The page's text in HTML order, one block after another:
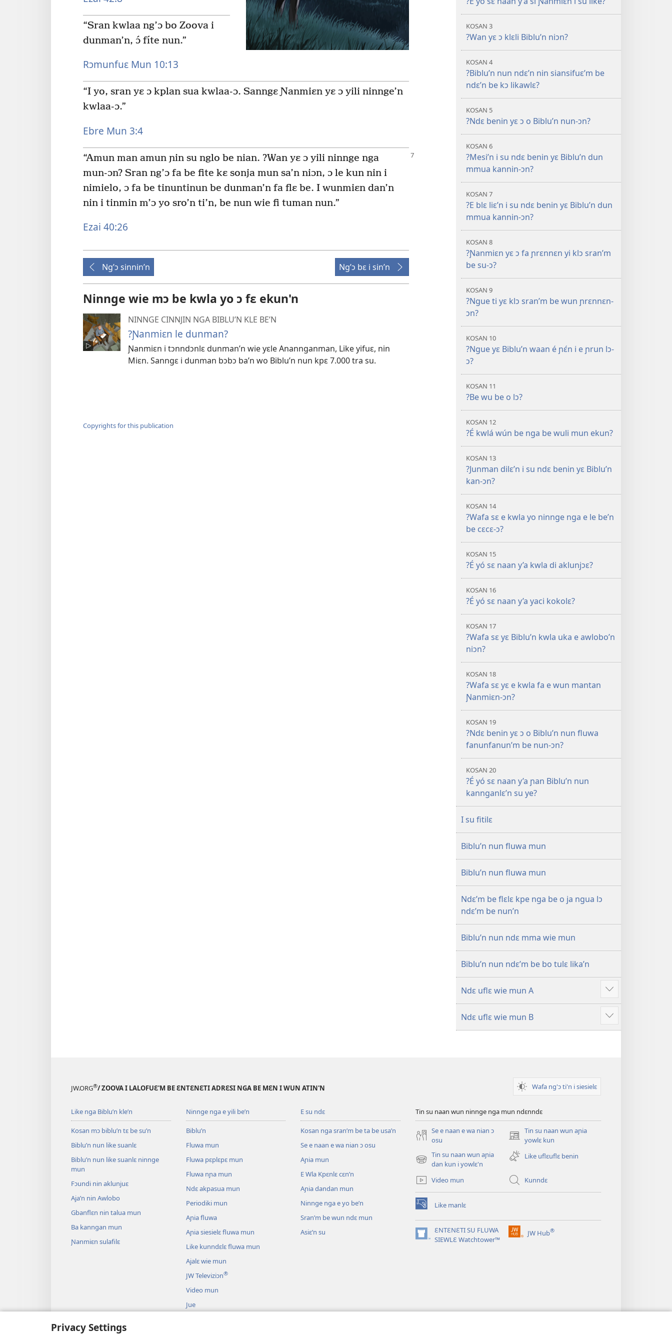
Privacy Settings
“Sran kwlaa ng’ɔ bo Zoova i
dunman’n, ɔ́ fíte nun.”
Rɔmunfuɛ Mun 10:13
“I yo, sran yɛ ɔ kplan sua kwlaa-ɔ. Sanngɛ Ɲanmiɛn yɛ ɔ yili ninnge’n
kwlaa-ɔ.”
Ebre Mun 3:4
“Amun man amun ɲin su nglo be nian. ?Wan yɛ ɔ yili ninnge nga
mun-ɔn? Sran ng’ɔ fa be fite kɛ sonja mun sa’n niɔn, ɔ le kun nin i
nimielo, ɔ fa be tinuntinun be dunman’n fa flɛ be. I wunmiɛn dan’n
nin i tinmin m’ɔ yo sro’n ti’n, be nun wie fi tuman nun.”
Ezai 40:26
Ng’ɔ sinnin’n Ng’ɔ bɛ i sin’n
Ninnge wie mɔ be kwla yo ɔ fɛ ekun'n
NINNGE CINNJIN NGA BIBLU’N KLE BE’N
?Ɲanmiɛn le dunman?
Ɲanmiɛn i tɔnndɔnlɛ dunman’n wie yɛle Anannganman, Like yifuɛ, nin
Miɛn. Sanngɛ i dunman bɔbɔ ba’n wo Biblu’n nun kpɛ 7.000 tra su.
Copyrights for this publication
—
Uflɛ
Biblu’n
KOSAN 3
?Wan yɛ ɔ klɛli Biblu’n niɔn?
KOSAN 4
?Biblu’n nun ndɛ’n nin siansifuɛ’m be
ndɛ’n be kɔ likawlɛ?
KOSAN 5
?Ndɛ benin yɛ ɔ o Biblu’n nun-ɔn?
KOSAN 6
?Mesi’n i su ndɛ benin yɛ Biblu’n dun
mmua kannin-ɔn?
KOSAN 7
?E blɛ liɛ’n i su ndɛ benin yɛ Biblu’n dun
mmua kannin-ɔn?
KOSAN 8
?Ɲanmiɛn yɛ ɔ fa ɲrɛnnɛn yi klɔ sran’m
be su-ɔ?
KOSAN 9
?Ngue ti yɛ klɔ sran’m be wun ɲrɛnnɛn-
ɔn?
KOSAN 10
?Ngue yɛ Biblu’n waan é ɲɛ́n i e ɲrun lɔ-
ɔ?
KOSAN 11
?Be wu be o lɔ?
KOSAN 12
?É kwlá wún be nga be wuli mun ekun?
KOSAN 13
?Junman dilɛ’n i su ndɛ benin yɛ Biblu’n
kan-ɔn?
KOSAN 14
?Wafa sɛ e kwla yo ninnge nga e le be’n
be cɛcɛ-ɔ?
KOSAN 15
?É yó sɛ naan y’a kwla di aklunjɔɛ?
KOSAN 16
?É yó sɛ naan y’a yaci kokolɛ?
KOSAN 17
?Wafa sɛ yɛ Biblu’n kwla uka e awlobo’n
niɔn?
KOSAN 18
?Wafa sɛ yɛ e kwla fa e wun mantan
Ɲanmiɛn-ɔn?
KOSAN 19
?Ndɛ benin yɛ ɔ o Biblu’n nun fluwa
fanunfanun’m be nun-ɔn?
KOSAN 20
?É yó sɛ naan y’a ɲan Biblu’n nun
kannganlɛ’n su ye?
I su fitilɛ
Biblu’n nun fluwa mun
Biblu’n nun fluwa mun
Ndɛ’m be flɛlɛ kpe nga be o ja ngua lɔ
ndɛ’m be nun’n
Biblu’n nun ndɛ mma wie mun
Biblu’n nun ndɛ’m be bo tulɛ lika’n
Ndɛ uflɛ wie mun A
Show
more
Ndɛ uflɛ wie mun B
Show
more
JW.ORG®/ ZOOVA I LALOFUƐ'M BE ƐNTƐNƐTI ADRƐSI NGA BE MƐN I WUN ATIN'N Wafa ng'ɔ ti'n i siesielɛ
Like nga Biblu’n kle’n
Kosan mɔ biblu’n tɛ be su’n
Biblu’n nun like suanlɛ
Biblu’n nun like suanlɛ ninnge
mun
Fɔundi nin aklunjuɛ
Aja’n nin Awlobo
Gbanflɛn nin talua mun
Ba kanngan mun
Ɲanmiɛn sulafilɛ
Ninnge nga e yili be’n
Biblu’n
Fluwa mun
Fluwa pɛplɛpɛ mun
Fluwa nɲa mun
Ndɛ akpasua mun
Periodiki mun
Aɲia fluwa
Aɲia siesielɛ fluwa mun
Like kunndɛlɛ fluwa mun
Ajalɛ wie mun
JW Televiziɔn®
Video mun
Jue
E su ndɛ
Kosan nga sran’m be ta be usa’n
Se e naan e wa nian ɔ osu
Aɲia mun
E Wla Kpɛnlɛ cɛn’n
Aɲia dandan mun
Ninnge nga e yo be’n
Sran’m be wun ndɛ mun
Asiɛ’n su
Tin su naan wun ninnge nga mun ndɛnndɛ
Se e naan e wa nian ɔ
osu
Tin su naan wun aɲia
yowlɛ kun
(opens
new
window)
Tin su naan wun aɲia
dan kun i yowlɛ'n
(opens
window)
Like uflɛuflɛ benin
Video mun Kunndɛ
Like manlɛ
(opens
new
window)ƐNTƐNƐTI SU FLUWA
SIEWLƐ Watchtower™
(opens
JW Hub®
(opens